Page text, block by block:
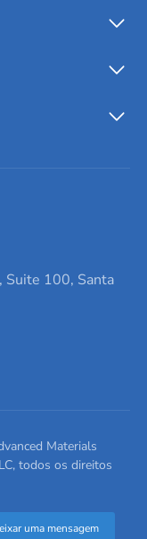
uma mensagem
Suite 100, Santa
Materials
todos os direitos